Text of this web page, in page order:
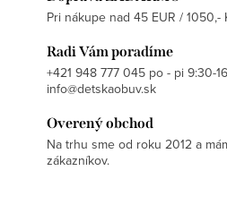
Pri nákupe nad 45 EUR / 1050,-
Radi Vám poradíme
+421 948 777 045 po - pi 9:30-
info@detskaobuv.sk
Overený obchod
Na trhu sme od roku 2012 a
zákazníkov.